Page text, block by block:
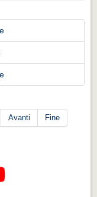
Avanti Fine